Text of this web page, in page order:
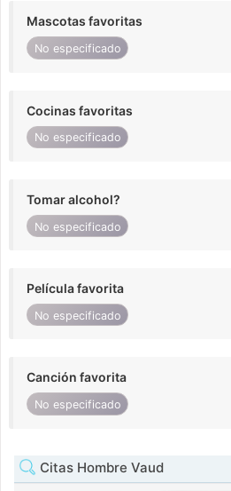
Mascotas favoritas
No especificado
Cocinas favoritas
No especificado
Tomar alcohol?
No especificado
Película favorita
No especificado
Canción favorita
No especificado
Citas Hombre Vaud